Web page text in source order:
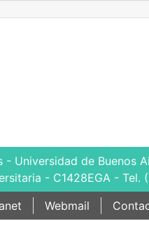
Universidad de Buenos
- C1428EGA - Tel.
Webmail